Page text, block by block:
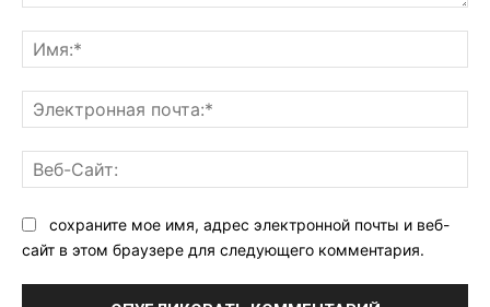
сохраните мое имя, адрес электронной почты и веб-
сайт в этом браузере для следующего комментария.